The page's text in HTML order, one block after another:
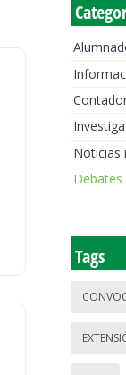
Noticias
Debates
Tags